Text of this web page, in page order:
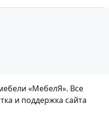
«МебелЯ». Все
и поддержка сайта